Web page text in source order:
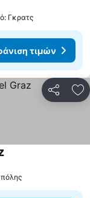
Γκρατς
τιμών
Εμφάνιση τιμών